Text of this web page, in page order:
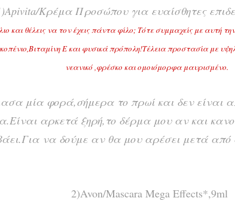
Κρέμα Προσώπου για ευαίσθητες
και θέλεις να τον έχεις πάντα φίλο; Τότε συμμαχείς με αυτή
Ε και φυσικά πρόπολη!Τέλεια προστασία με
νεανικό ,φρέσκο και ομοιόμορφα μαυρισμένο.
μία φορά,σήμερα το πρωί και δεν είναι
αρκετά ξηρή,το δέρμα μου αν και
να δούμε αν θα μου αρέσει μετά από
2)Avon/Mascara Mega Effects*,9ml